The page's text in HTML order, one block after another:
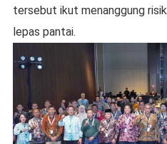
tersebut ikut menanggung
lepas pantai.